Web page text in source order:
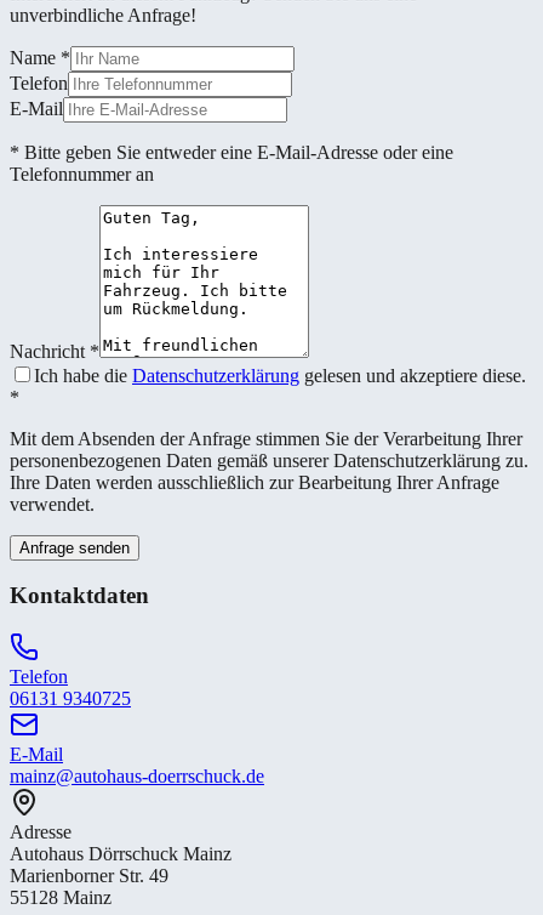
unverbindliche Anfrage!
Name *
Telefon
E-Mail
* Bitte geben Sie entweder eine E-Mail-Adresse oder eine
Telefonnummer an
Nachricht *
Ich habe die Datenschutzerklärung gelesen und akzeptiere diese.
*
Mit dem Absenden der Anfrage stimmen Sie der Verarbeitung Ihrer
personenbezogenen Daten gemäß unserer Datenschutzerklärung zu.
Ihre Daten werden ausschließlich zur Bearbeitung Ihrer Anfrage
verwendet.
Anfrage senden
Kontaktdaten
Telefon
06131 9340725
E-Mail
mainz@autohaus-doerrschuck.de
Adresse
Autohaus Dörrschuck Mainz
Marienborner Str. 49
55128 Mainz